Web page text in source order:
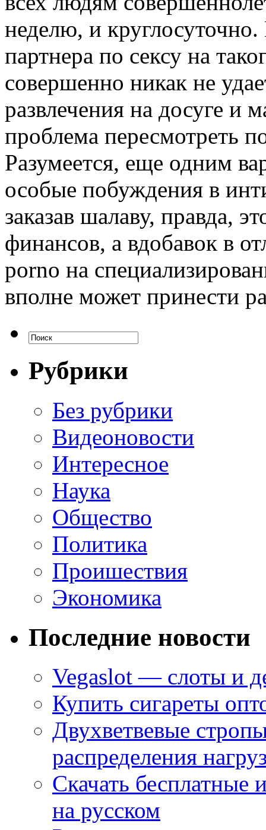
неделю, и
партнера по сексу на
совершенно никак не
развлечения на досуге и
проблема пересмотреть
Разумеется, еще одним
особые побуждения в
заказав шалаву, правда,
финансов, а вдобавок в
porno на
вполне может принести
Рубрики
Без рубрики
Видеоновости
Интересное
Наука
Общество
Политика
Проишествия
Экономика
Последние новости
Vegaslot — слоты и
Купить сигареты
Двухветвевые
распределения
Скачать
на русском